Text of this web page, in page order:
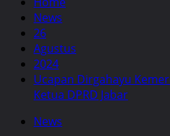
News
26
Agustus
2024
Ucapan Dirgahayu
Ketua DPRD Jabar
News